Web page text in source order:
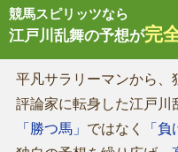
競馬スピリッツなら
江戸川乱舞の予想が完
平凡サラリーマンから、
評論家に転身した江戸川
「勝つ馬」 ではなく 「